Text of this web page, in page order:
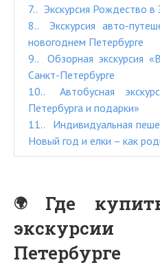
7.
Экскурсия Рождество
8.
Экскурсия авто-
новогоднем Петербурге
9.
Обзорная экскурсия
Санкт-Петербурге
10.
Автобусная
Петербурга и подарки»
11.
Индивидуальная
Новый год и елки – как
Где
Петербурге